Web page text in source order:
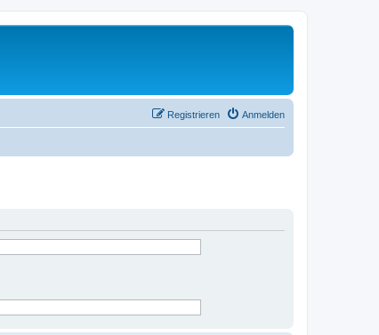
Anmelden
Registrieren